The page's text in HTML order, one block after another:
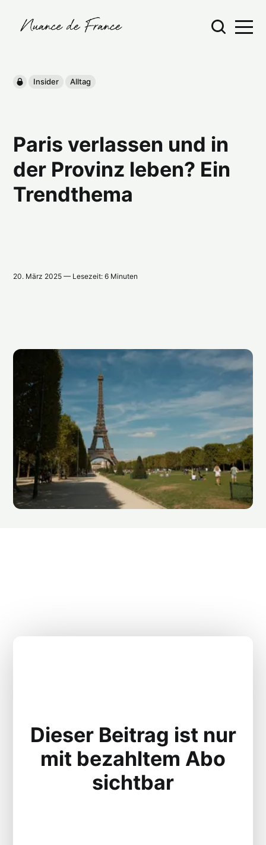
Insider Alltag
Paris verlassen und in
der Provinz leben? Ein
Trendthema
20. März 2025 — Lesezeit: 6 Minuten
Dieser Beitrag ist nur
mit bezahltem Abo
sichtbar